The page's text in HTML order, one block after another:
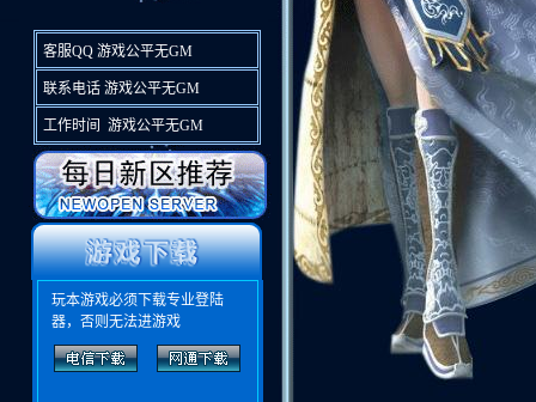
客服QQ 游戏公平无GM
联系电话 游戏公平无GM
工作时间 游戏公平无GM
玩本游戏必须下载专业登陆
器，否则无法进游戏